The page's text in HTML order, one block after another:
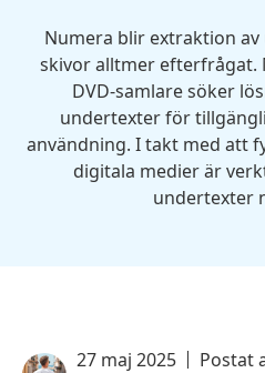
Numera blir extraktion
skivor alltmer efterfrågat.
DVD-samlare söker
undertexter för
användning. I takt med att
digitala medier är
undertexter
27 maj 2025 Postat